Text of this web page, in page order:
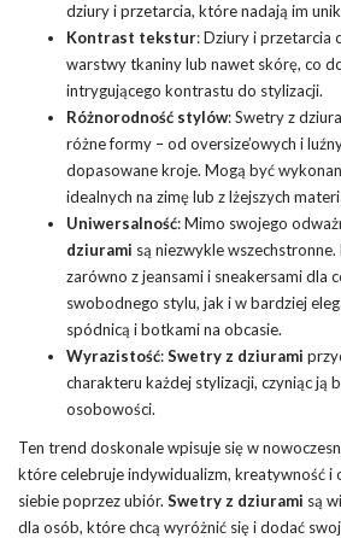
dziury i przetarcia, które nadają im
Kontrast tekstur: Dziury i przetarcia
warstwy tkaniny lub nawet skórę, co
intrygującego kontrastu do stylizacji.
Różnorodność stylów: Swetry z
różne formy – od oversize’owych i
dopasowane kroje. Mogą być
idealnych na zimę lub z lżejszych
Uniwersalność: Mimo swojego
dziurami są niezwykle
zarówno z jeansami i sneakersami dla
swobodnego stylu, jak i w bardziej
spódnicą i botkami na obcasie.
Wyrazistość:Swetry z dziurami
charakteru każdej stylizacji, czyniąc ją
osobowości.
Ten trend doskonale wpisuje się w
które celebruje indywidualizm, kreatywność i
siebie poprzez ubiór. Swetry z dziurami są
dla osób, które chcą wyróżnić się i dodać